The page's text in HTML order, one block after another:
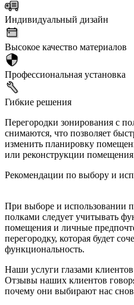
Индивидуальный дизайн
Высокое качество материалов
Профессиональная установка
Гибкие решения
Перегородки зонирования с
снимаются, что позволяет
изменить планировку
или реконструкции
Рекомендации по выбору и
При выборе и использовании
полками следует учитывать
помещения и личные
перегородку, которая будет
функциональность.
Наши услуги глазами клиентов
Отзывы наших клиентов
почему они выбирают нас